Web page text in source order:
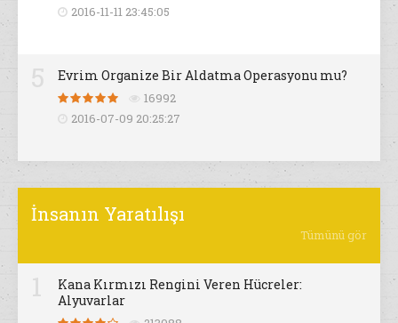
2016-11-11 23:45:05
Evrim Organize Bir Aldatma Operasyonu mu?
16992
2016-07-09 20:25:27
İnsanın Yaratılışı
Tümünü gör
Kana Kırmızı Rengini Veren Hücreler:
Alyuvarlar